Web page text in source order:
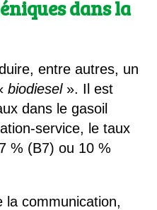
dans la
entre autres, un
biodiesel». Il est
dans le gasoil
service, le taux
% (B7) ou 10 %
la communication,